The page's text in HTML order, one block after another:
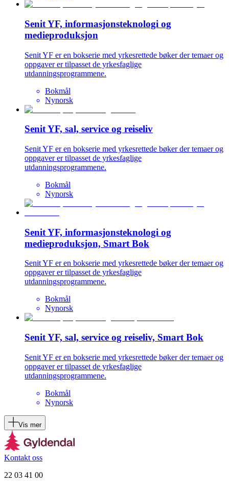
Senit YF, informasjonsteknologi og
medieproduksjon
Senit YF er en bokserie med yrkesrettede bøker der temaer og
oppgaver er tilpasset de yrkesfaglige
utdanningsprogrammene.
Bokmål
Nynorsk
Senit YF, sal, service og reiseliv
Senit YF er en bokserie med yrkesrettede bøker der temaer og
oppgaver er tilpasset de yrkesfaglige
utdanningsprogrammene.
Bokmål
Nynorsk
Senit YF, informasjonsteknologi og
medieproduksjon, Smart Bok
Senit YF er en bokserie med yrkesrettede bøker der temaer og
oppgaver er tilpasset de yrkesfaglige
utdanningsprogrammene.
Bokmål
Nynorsk
Senit YF, sal, service og reiseliv, Smart Bok
Senit YF er en bokserie med yrkesrettede bøker der temaer og
oppgaver er tilpasset de yrkesfaglige
utdanningsprogrammene.
Bokmål
Nynorsk
Vis mer
Kontakt oss
22 03 41 00